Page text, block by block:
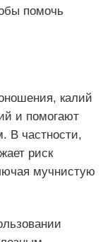
помочь
калий
и помогают
В частности,
риск
мучнистую